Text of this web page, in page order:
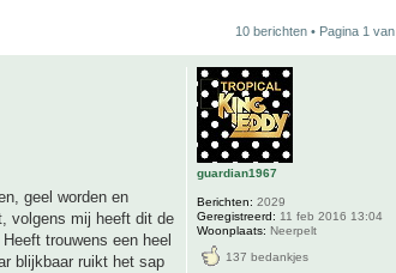
10 berichten • Pagina 1 van
geel worden en
volgens mij heeft dit de
trouwens een heel
blijkbaar ruikt het sap
guardian1967
Berichten: 2029
Geregistreerd: 11 feb 2016 13:04
Woonplaats: Neerpelt
137 bedankjes